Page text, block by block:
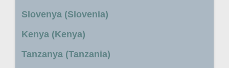
Slovenya (Slovenia)
Kenya (Kenya)
Tanzanya (Tanzania)